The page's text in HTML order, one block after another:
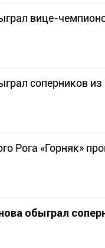
вице-
соперников из
Рога «Горняк»
обыграл